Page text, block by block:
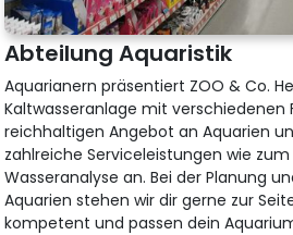
Abteilung Aquaristik
Aquarianern präsentiert ZOO & Co.
Kaltwasseranlage mit verschiedenen
reichhaltigen Angebot an Aquarien
zahlreiche Serviceleistungen wie
Wasseranalyse an. Bei der Planung
Aquarien stehen wir dir gerne zur
kompetent und passen dein